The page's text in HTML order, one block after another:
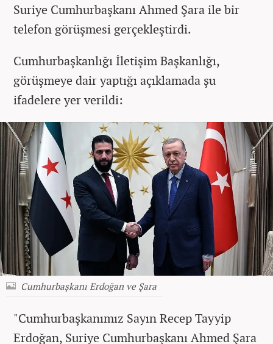
Suriye Cumhurbaşkanı Ahmed Şara ile bir
telefon görüşmesi gerçekleştirdi.
Cumhurbaşkanlığı İletişim Başkanlığı,
görüşmeye dair yaptığı açıklamada şu
ifadelere yer verildi:
Cumhurbaşkanı Erdoğan ve Şara
"Cumhurbaşkanımız Sayın Recep Tayyip
Erdoğan, Suriye Cumhurbaşkanı Ahmed Şara